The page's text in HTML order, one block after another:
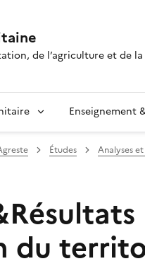
de l’agriculture et de
Enseignement
Études Analyses
du